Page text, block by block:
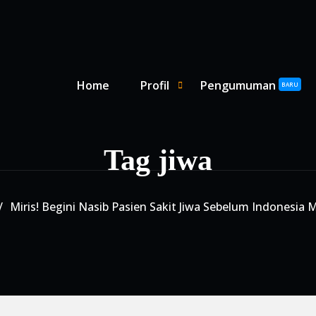
Home
Profil SHOW PROFIL SUBMENU
HIDE PROFIL SUBMENU
Pengumuman BARU
Tag jiwa
Miris! Begini Nasib Pasien Sakit Jiwa Sebelum Indonesia